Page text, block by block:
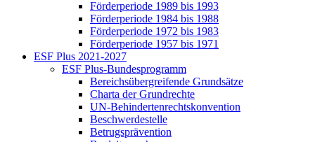
För­der­pe­ri­ode 1989 bis 1993
För­der­pe­ri­ode 1984 bis 1988
För­der­pe­ri­ode 1972 bis 1983
För­der­pe­ri­ode 1957 bis 1971
ESF Plus 2021-2027
ESF Plus-Bun­des­pro­gramm
Be­reichs­über­grei­fen­de Grund­sät­ze
Char­ta der Grund­rech­te
UN-Be­hin­der­ten­rechts­kon­ven­ti­on
Be­schwer­de­stel­le
Be­trugs­prä­ven­ti­on